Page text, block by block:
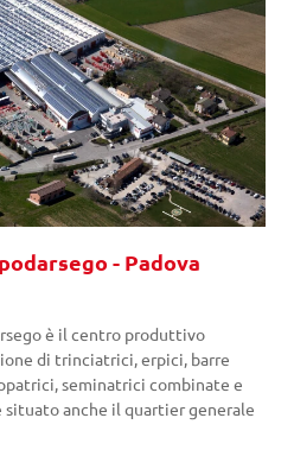
- Padova
è il centro produttivo
di trinciatrici, erpici, barre
seminatrici combinate e
situato anche il quartier generale